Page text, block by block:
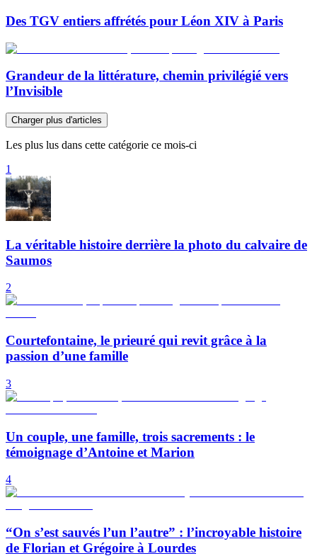
Des TGV entiers affrétés pour Léon XIV à Paris
Grandeur de la littérature, chemin privilégié vers
l’Invisible
Charger plus d'articles
Les plus lus dans cette catégorie ce mois-ci
1
La véritable histoire derrière la photo du calvaire de
Saumos
2
Courtefontaine, le prieuré qui revit grâce à la
passion d’une famille
3
Un couple, une famille, trois sacrements : le
témoignage d’Antoine et Marion
4
“On s’est sauvés l’un l’autre” : l’incroyable histoire
de Florian et Grégoire à Lourdes